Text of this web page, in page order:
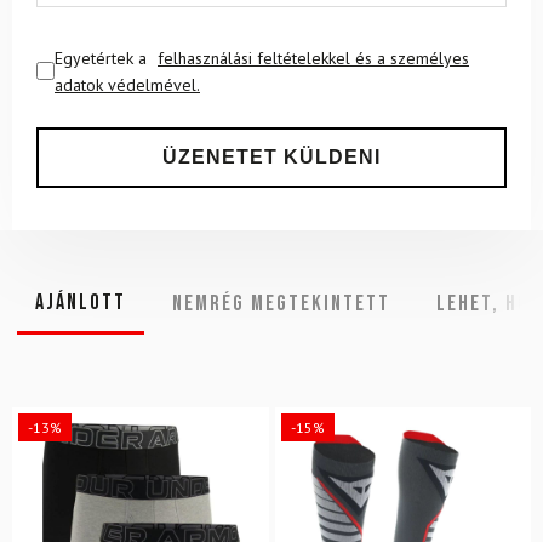
Egyetértek a felhasználási feltételekkel és a személyes
adatok védelmével.
Ajánlott NEMRÉG MEGTEKINTETT Lehet,
-13% -15%